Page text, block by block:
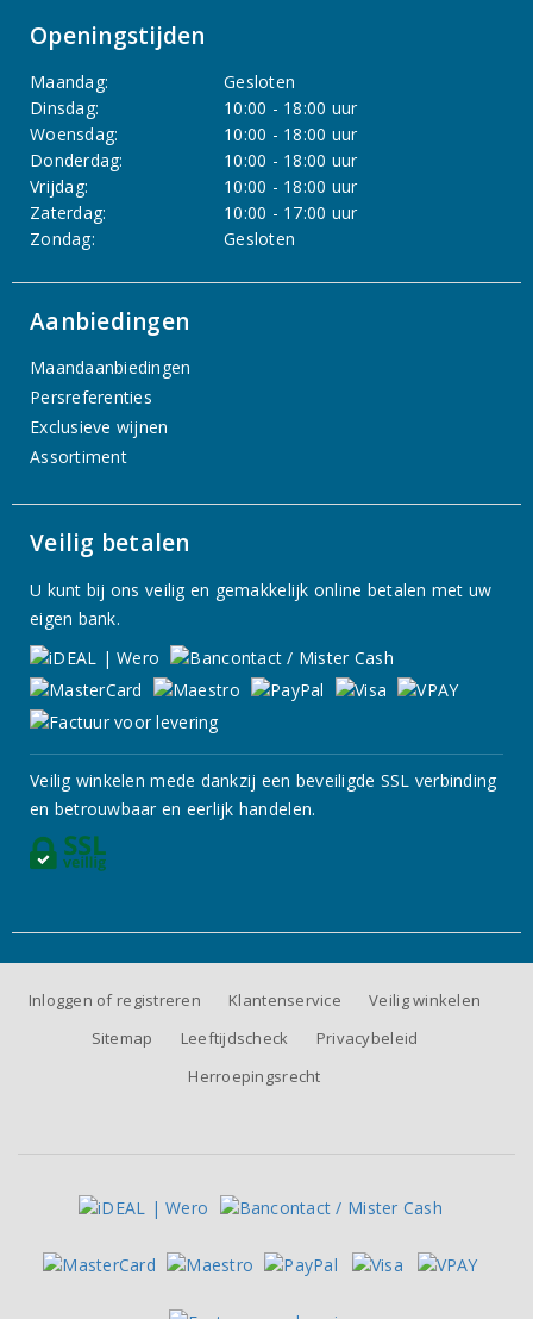
Openingstijden
Maandag:
Gesloten
Dinsdag:
10:00 - 18:00 uur
Woensdag:
10:00 - 18:00 uur
Donderdag:
10:00 - 18:00 uur
Vrijdag:
10:00 - 18:00 uur
Zaterdag:
10:00 - 17:00 uur
Zondag:
Gesloten
Aanbiedingen
Maandaanbiedingen
Persreferenties
Exclusieve wijnen
Assortiment
Veilig betalen
U kunt bij ons veilig en gemakkelijk online betalen met uw
eigen bank.
Veilig winkelen mede dankzij een beveiligde SSL verbinding
en betrouwbaar en eerlijk handelen.
Inloggen of registreren Klantenservice
Veilig winkelen
Sitemap
Leeftijdscheck
Privacybeleid
Herroepingsrecht